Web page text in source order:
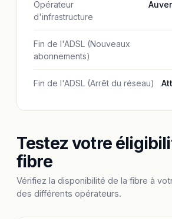
Opérateur
d'infrastructure
Fin de l'ADSL (Nouveaux
abonnements)
Fin de l'ADSL (Arrêt du réseau)
Testez votre
fibre
Vérifiez la disponibilité de la fibre à
des différents opérateurs.